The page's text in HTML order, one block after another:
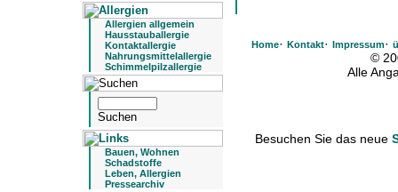
Allergien allgemein
Hausstauballergie
Kontaktallergie
Nahrungsmittelallergie
Schimmelpilzallergie
Bauen, Wohnen
Schadstoffe
Leben, Allergien
Pressearchiv
Home· Kontakt· Impressum·
©
Alle
Besuchen Sie das neue